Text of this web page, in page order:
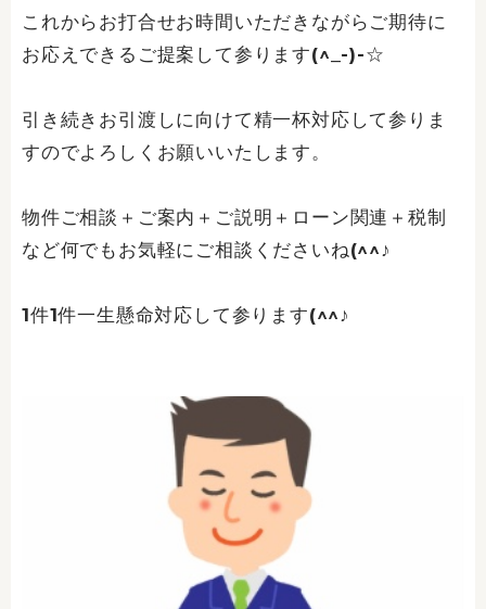
これからお打合せお時間いただきながらご期待に
お応えできるご提案して参ります(^_-)-☆
引き続きお引渡しに向けて精一杯対応して参りま
すのでよろしくお願いいたします。
物件ご相談＋ご案内＋ご説明＋ローン関連＋税制
など何でもお気軽にご相談くださいね(^^♪
1件1件一生懸命対応して参ります(^^♪